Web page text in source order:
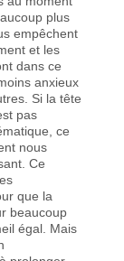
plus
empêchent
et les
dans ce
anxieux
Si la tête
pas
ce
nous
Ce
que la
beaucoup
égal. Mais